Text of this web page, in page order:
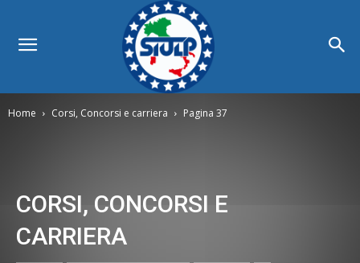
Home Corsi, Concorsi e carriera Pagina 37
CORSI, CONCORSI E
CARRIERA